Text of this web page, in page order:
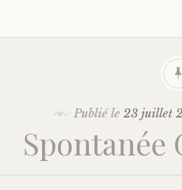
Publié le 23 juillet
Spontanée